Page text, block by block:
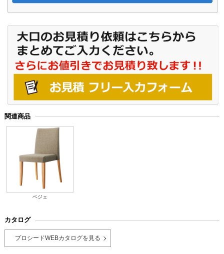
関連商品
ベジェ
カタログ
プロシードWEBカタログを見る